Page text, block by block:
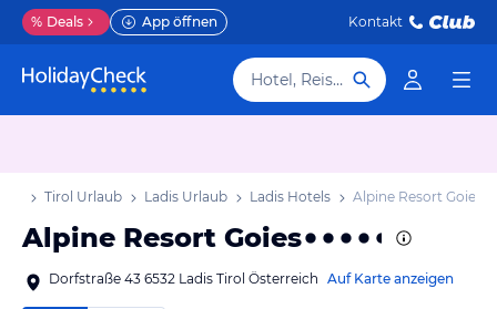
% Deals App öffnen Kontakt
Hotel, Reiseziel
Tirol Urlaub Ladis Urlaub Ladis Hotels Alpine Resort Goies
Alpine Resort Goies
Dorfstraße 43 6532 Ladis Tirol Österreich Auf Karte anzeigen